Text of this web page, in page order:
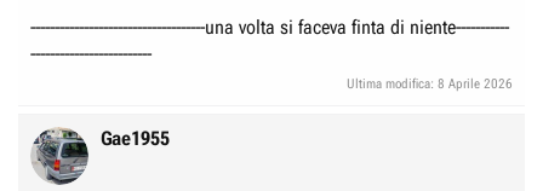
------------------------------------una volta si faceva finta di niente-----------
-------------------------
Ultima modifica: 8 Aprile 2026
Gae1955